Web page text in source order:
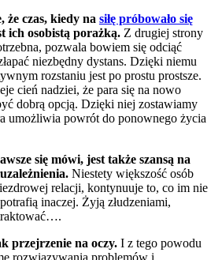
że czas, kiedy na siłę próbowało się
ich osobistą porażką. Z drugiej strony
pozwala bowiem się odciąć
niezbędny dystans. Dzięki niemu
rozstaniu jest po prostu prostsze.
cień nadziei, że para się na nowo
dobrą opcją. Dzięki niej zostawiamy
umożliwia powrót do ponownego życia
się mówi, jest także szansą na
Niestety większość osób
relacji, kontynuuje to, co im nie
inaczej. Żyją złudzeniami,
przejrzenie na oczy. I z tego powodu